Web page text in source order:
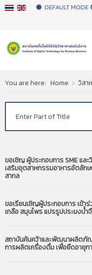
DEFAULT MODE
You are here: Home วิสา
ขอเชิญ ผู้ประกอบการ SME แล
เสริมอุตสาหกรรมอาหารอัตลัก
สากล
ขอเรียนเชิญผู้ประกอบการ เข้า
เกลือ สมุนไพร แปรรูปประมงน้ำ
สถาบันค้นคว้าและพัฒนาผลิตภั
การผลิตเครื่องดื่ม เพื่อยืดอายุก